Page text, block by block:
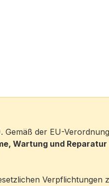
der EU-
Wartung und